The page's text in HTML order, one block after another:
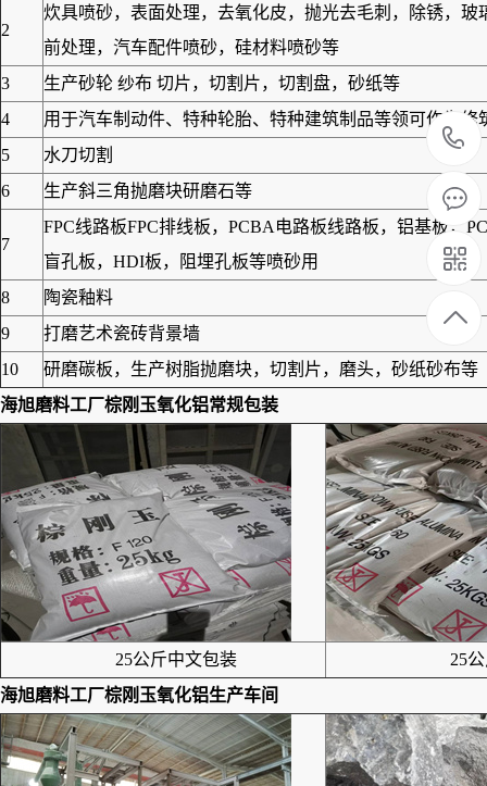
2
炊具喷砂，表面处理，去氧化皮，抛光去毛刺，除锈，
前处理，汽车配件喷砂，硅材料喷砂等
3
生产砂轮 纱布 切片，切割片，切割盘，砂纸等
4
用于汽车制动件、特种轮胎、特种建筑制品等领可作为
5
水刀切割
6
生产斜三角抛磨块研磨石等
7
FPC线路板FPC排线板，PCBA电路板线路板，铝基板，
盲孔板，HDI板，阻埋孔板等喷砂用
8
陶瓷釉料
9
打磨艺术瓷砖背景墙
10
研磨碳板，生产树脂抛磨块，切割片，磨头，砂纸砂布等
海旭磨料工厂棕刚玉氧化铝常规包装
25公斤中文包装
25公
海旭磨料工厂棕刚玉氧化铝生产车间